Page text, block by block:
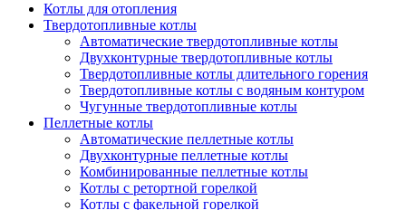
Котлы для отопления
Твердотопливные котлы
Автоматические твердотопливные котлы
Двухконтурные твердотопливные котлы
Твердотопливные котлы длительного горения
Твердотопливные котлы с водяным контуром
Чугунные твердотопливные котлы
Пеллетные котлы
Автоматические пеллетные котлы
Двухконтурные пеллетные котлы
Комбинированные пеллетные котлы
Котлы с ретортной горелкой
Котлы с факельной горелкой